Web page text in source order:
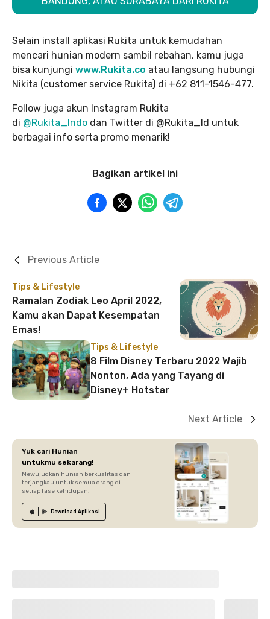
Selain install aplikasi Rukita untuk kemudahan
mencari hunian modern sambil rebahan, kamu juga
bisa kunjungi www.Rukita.co atau langsung hubungi
Nikita (customer service Rukita) di +62 811-1546-477.
Follow juga akun Instagram Rukita
di @Rukita_Indo dan Twitter di @Rukita_Id untuk
berbagai info serta promo menarik!
Bagikan artikel ini
Tips & Lifestyle
Ramalan Zodiak Leo April 2022,
Kamu akan Dapat Kesempatan
Emas!
Previous Article
Tips & Lifestyle
8 Film Disney Terbaru 2022 Wajib
Nonton, Ada yang Tayang di
Disney+ Hotstar
Next Article
Yuk cari Hunian
untukmu sekarang!
Mewujudkan hunian berkualitas dan
terjangkau untuk semua orang di
setiap fase kehidupan.
Download Aplikasi